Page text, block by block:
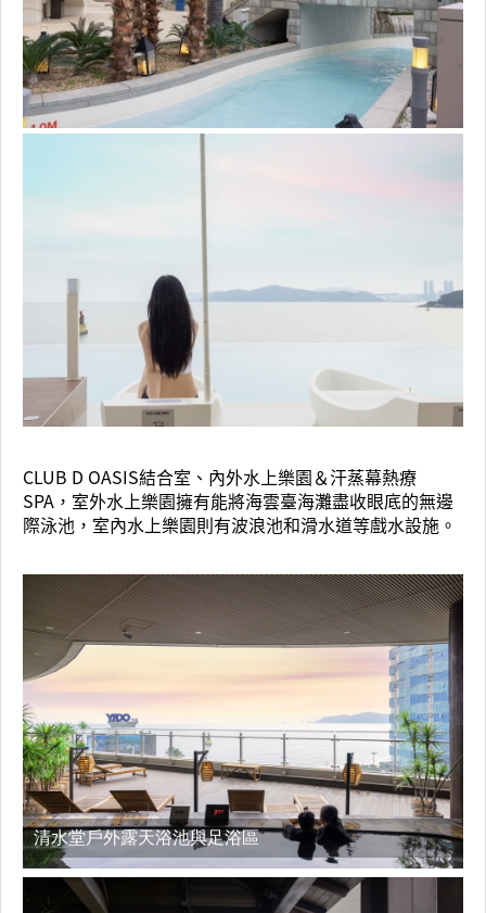
CLUB D OASIS結合室、內外水上樂園＆汗蒸幕熱療
SPA，室外水上樂園擁有能將海雲臺海灘盡收眼底的無邊
際泳池，室內水上樂園則有波浪池和滑水道等戲水設施。
清水堂戶外露天浴池與足浴區